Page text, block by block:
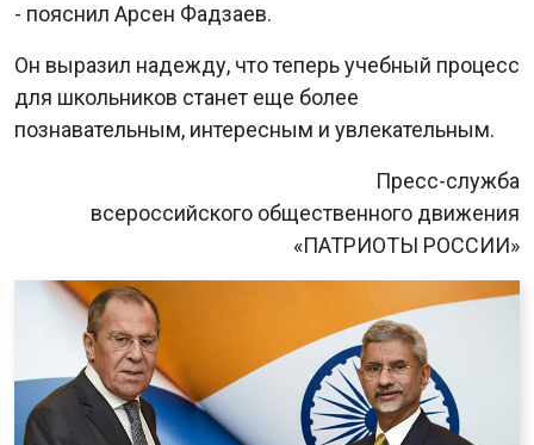
- пояснил Арсен Фадзаев.
Он выразил надежду, что теперь учебный процесс
для школьников станет еще более
познавательным, интересным и увлекательным.
Пресс-служба
всероссийского общественного движения
«ПАТРИОТЫ РОССИИ»